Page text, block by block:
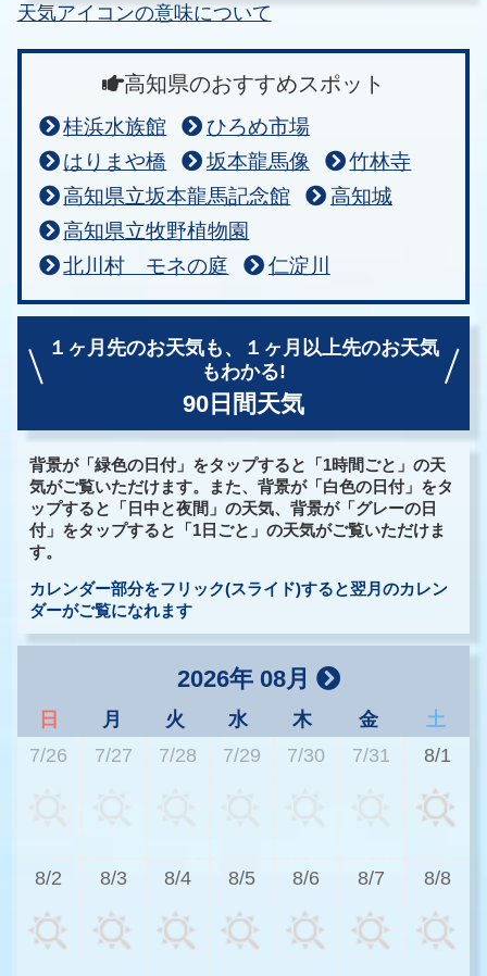
天気アイコンの意味について
高知県のおすすめスポット
桂浜水族館
ひろめ市場
はりまや橋
坂本龍馬像
竹林寺
高知県立坂本龍馬記念館
高知城
高知県立牧野植物園
北川村 モネの庭
仁淀川
１ヶ月先のお天気も、
１ヶ月以上先のお天気
もわかる!
90日間天気
背景が「緑色の日付」をタップすると「1時間ごと」の天
気がご覧いただけます。また、背景が「白色の日付」をタ
ップすると「日中と夜間」の天気、背景が「グレーの日
付」をタップすると「1日ごと」の天気がご覧いただけま
す。
カレンダー部分をフリック(スライド)すると翌月のカレン
ダーがご覧になれます
2026年 08月
日 月 火 水 木 金
土
7/26
7/27 7/28 7/29 7/30 7/31 8/1
8/2 8/3 8/4 8/5 8/6 8/7 8/8